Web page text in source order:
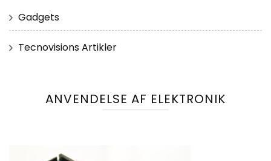
Gadgets
Tecnovisions Artikler
ANVENDELSE AF ELEKTRONIK